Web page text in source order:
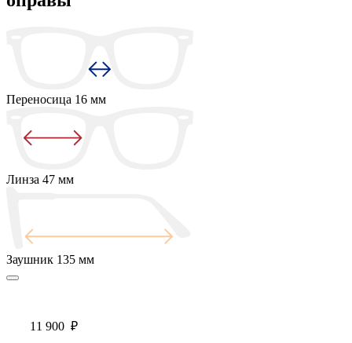
Переносица 16 мм
Линза 47 мм
Заушник 135 мм
11 900 ₽